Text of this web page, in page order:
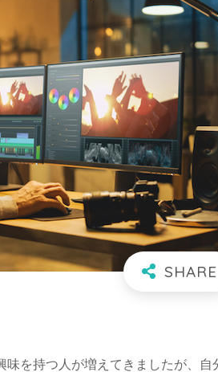
を持つ人が増えてきましたが、自